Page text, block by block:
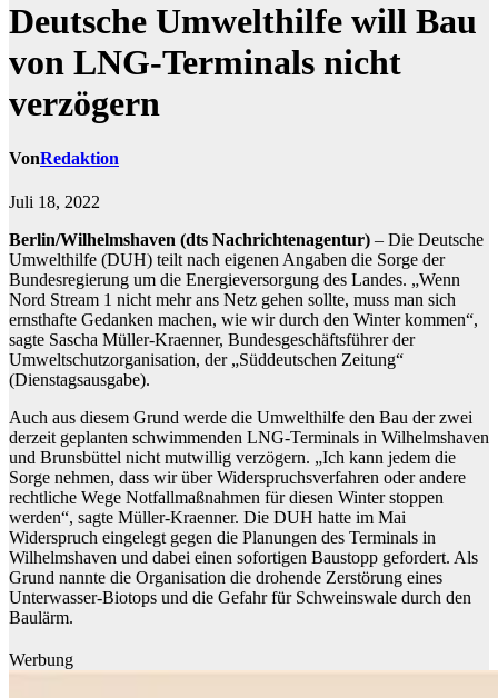
Deutsche Umwelthilfe will Bau
von LNG-Terminals nicht
verzögern
VonRedaktion
Juli 18, 2022
Berlin/Wilhelmshaven (dts Nachrichtenagentur) – Die Deutsche
Umwelthilfe (DUH) teilt nach eigenen Angaben die Sorge der
Bundesregierung um die Energieversorgung des Landes. „Wenn
Nord Stream 1 nicht mehr ans Netz gehen sollte, muss man sich
ernsthafte Gedanken machen, wie wir durch den Winter kommen“,
sagte Sascha Müller-Kraenner, Bundesgeschäftsführer der
Umweltschutzorganisation, der „Süddeutschen Zeitung“
(Dienstagsausgabe).
Auch aus diesem Grund werde die Umwelthilfe den Bau der zwei
derzeit geplanten schwimmenden LNG-Terminals in Wilhelmshaven
und Brunsbüttel nicht mutwillig verzögern. „Ich kann jedem die
Sorge nehmen, dass wir über Widerspruchsverfahren oder andere
rechtliche Wege Notfallmaßnahmen für diesen Winter stoppen
werden“, sagte Müller-Kraenner. Die DUH hatte im Mai
Widerspruch eingelegt gegen die Planungen des Terminals in
Wilhelmshaven und dabei einen sofortigen Baustopp gefordert. Als
Grund nannte die Organisation die drohende Zerstörung eines
Unterwasser-Biotops und die Gefahr für Schweinswale durch den
Baulärm.
Werbung